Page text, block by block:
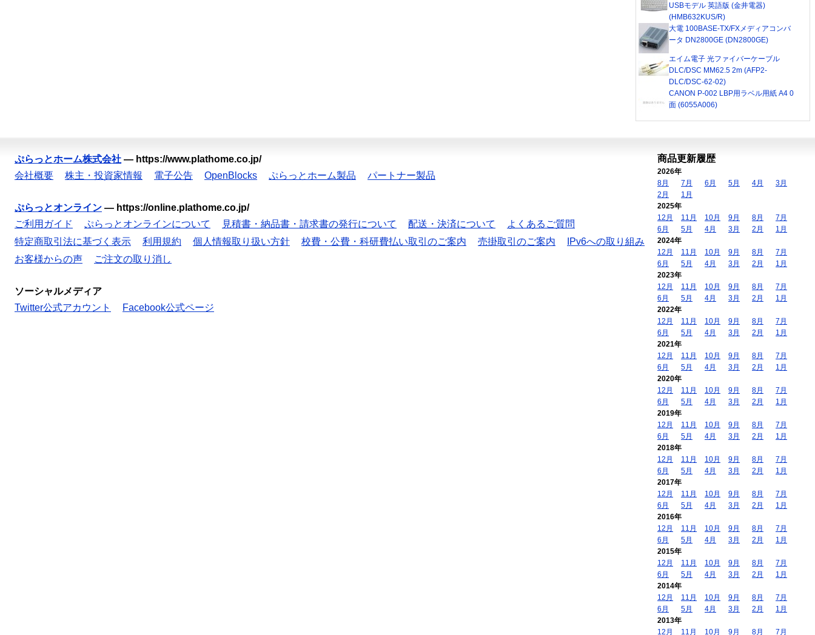
USBモデル 英語版 (金井電器)
(HMB632KUS/R)
大電 100BASE-TX/FXメディアコンバ
ータ DN2800GE (DN2800GE)
エイム電子 光ファイバーケーブル
DLC/DSC MM62.5 2m (AFP2-
DLC/DSC-62-02)
CANON P-002 LBP用ラベル用紙 A4 0
面 (6055A006)
ぷらっとホーム株式会社 — https://www.plathome.co.jp/
会社概要
株主・投資家情報 電子公告 OpenBlocks ぷらっとホーム製品 パートナー製品
ぷらっとオンライン — https://online.plathome.co.jp/
ご利用ガイド
ぷらっとオンラインについて 見積書・納品書・請求書の発行について 配送・決済について
よくあるご質問
特定商取引法に基づく表示
利用規約 個人情報取り扱い方針 校費・公費・科研費払い取引のご案内 売掛取引のご案内
IPv6への取り組み
お客様からの声
ご注文の取り消し
ソーシャルメディア
Twitter公式アカウント
Facebook公式ページ
商品更新履歴
2026年
8月
7月 6月 5月 4月
3月
2月
1月
2025年
12月
11月 10月 9月 8月
7月
6月
5月 4月 3月 2月
1月
2024年
12月
11月 10月 9月 8月
7月
6月
5月 4月 3月 2月
1月
2023年
12月
11月 10月 9月 8月
7月
6月
5月 4月 3月 2月
1月
2022年
12月
11月 10月 9月 8月
7月
6月
5月 4月 3月 2月
1月
2021年
12月
11月 10月 9月 8月
7月
6月
5月 4月 3月 2月
1月
2020年
12月
11月 10月 9月 8月
7月
6月
5月 4月 3月 2月
1月
2019年
12月
11月 10月 9月 8月
7月
6月
5月 4月 3月 2月
1月
2018年
12月
11月 10月 9月 8月
7月
6月
5月 4月 3月 2月
1月
2017年
12月
11月 10月 9月 8月
7月
6月
5月 4月 3月 2月
1月
2016年
12月
11月 10月 9月 8月
7月
6月
5月 4月 3月 2月
1月
2015年
12月
11月 10月 9月 8月
7月
6月
5月 4月 3月 2月
1月
2014年
12月
11月 10月 9月 8月
7月
6月
5月 4月 3月 2月
1月
2013年
12月
11月 10月 9月 8月 7月